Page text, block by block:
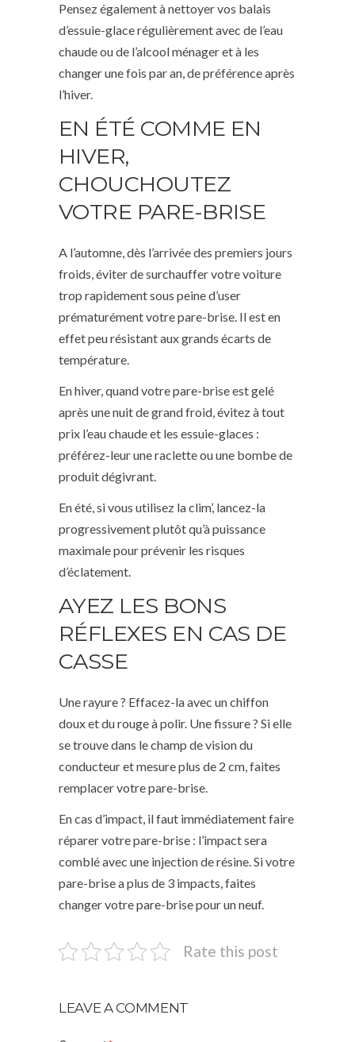
Pensez également à nettoyer vos balais
d’essuie-glace régulièrement avec de l’eau
chaude ou de l’alcool ménager et à les
changer une fois par an, de préférence après
l’hiver.
EN ÉTÉ COMME EN
HIVER,
CHOUCHOUTEZ
VOTRE PARE-BRISE
A l’automne, dès l’arrivée des premiers jours
froids, éviter de surchauffer votre voiture
trop rapidement sous peine d’user
prématurément votre pare-brise. Il est en
effet peu résistant aux grands écarts de
température.
En hiver, quand votre pare-brise est gelé
après une nuit de grand froid, évitez à tout
prix l’eau chaude et les essuie-glaces :
préférez-leur une raclette ou une bombe de
produit dégivrant.
En été, si vous utilisez la clim’, lancez-la
progressivement plutôt qu’à puissance
maximale pour prévenir les risques
d’éclatement.
AYEZ LES BONS
RÉFLEXES EN CAS DE
CASSE
Une rayure ? Effacez-la avec un chiffon
doux et du rouge à polir. Une fissure ? Si elle
se trouve dans le champ de vision du
conducteur et mesure plus de 2 cm, faites
remplacer votre pare-brise.
En cas d’impact, il faut immédiatement faire
réparer votre pare-brise : l’impact sera
comblé avec une injection de résine. Si votre
pare-brise a plus de 3 impacts, faites
changer votre pare-brise pour un neuf.
Rate this post
LEAVE A COMMENT